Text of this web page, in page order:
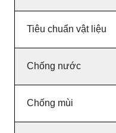
Tiêu chuẩn vật liệu
Chống nước
Chống mùi